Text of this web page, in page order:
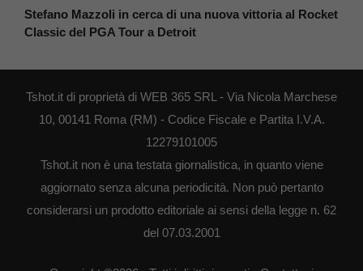
Stefano Mazzoli in cerca di una nuova vittoria al Rocket
Classic del PGA Tour a Detroit
Tshot.it di proprietà di WEB 365 SRL - Via Nicola Marchese
10, 00141 Roma (RM) - Codice Fiscale e Partita I.V.A.
12279101005
Tshot.it non è una testata giornalistica, in quanto viene
aggiornato senza alcuna periodicità. Non può pertanto
considerarsi un prodotto editoriale ai sensi della legge n. 62
del 07.03.2001